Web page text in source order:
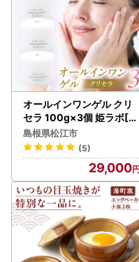
オールインワンゲル クリ
セラ 100g×3個 姫ラボ[A
LBH005]オールインワン
島根県松江市
(5)
29,000